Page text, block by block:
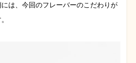
は、今回のフレーバーのこだわりが